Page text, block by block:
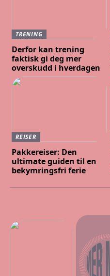
TRENING
Derfor kan trening
faktisk gi deg mer
overskudd i hverdagen
REISER
Pakkereiser: Den
ultimate guiden til en
bekymringsfri ferie